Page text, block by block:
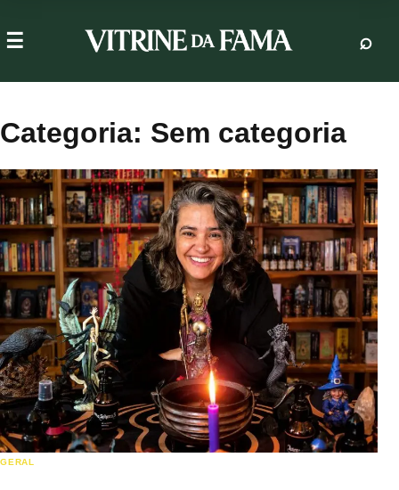
Categoria: Sem categoria
GERAL